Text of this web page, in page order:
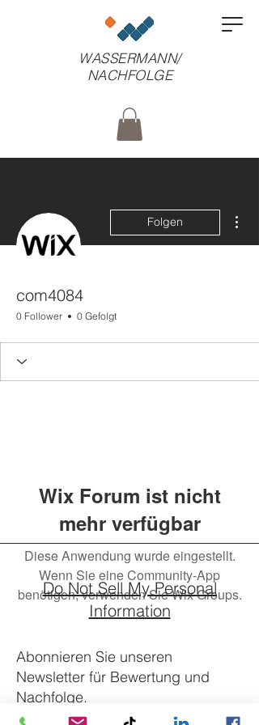
WASSERMANN/
NACHFOLGE
Folgen
com4084
0 Follower 0 Gefolgt
Wix Forum ist nicht
mehr verfügbar
Diese Anwendung wurde eingestellt.
Wenn Sie eine Community-App
benötigen, verwenden Sie Wix Groups.
Do Not Sell My Personal
Information
Abonnieren Sie unseren
Newsletter für Bewertung und
Nachfolge.